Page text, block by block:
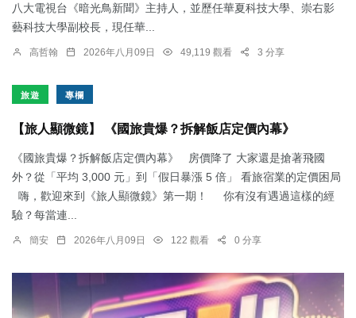
八大電視台《暗光鳥新聞》主持人，並歷任華夏科技大學、崇右影
藝科技大學副校長，現任華...
高哲翰 2026年八月09日 49,119 觀看 3 分享
旅遊 專欄
【旅人顯微鏡】 《國旅貴爆？拆解飯店定價內幕》
《國旅貴爆？拆解飯店定價內幕》 房價降了 大家還是搶著飛國
外？從「平均 3,000 元」到「假日暴漲 5 倍」 看旅宿業的定價困局
嗨，歡迎來到《旅人顯微鏡》第一期！ 你有沒有遇過這樣的經
驗？每當連...
簡安 2026年八月09日 122 觀看 0 分享